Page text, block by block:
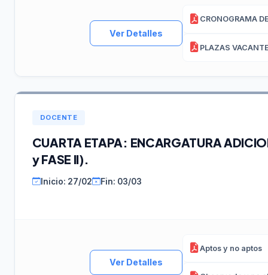
Ver Detalles
PLAZAS
DOCENTE
CUARTA ETAPA: ENCARGATURA
y FASE II).
Inicio: 27/02 Fin: 03/03
Ver Detalles
Aptos y no aptos